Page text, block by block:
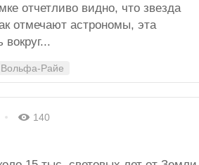
отчетливо видно, что звезда
отмечают астрономы, эта
вокруг...
Вольфа-Райе
140